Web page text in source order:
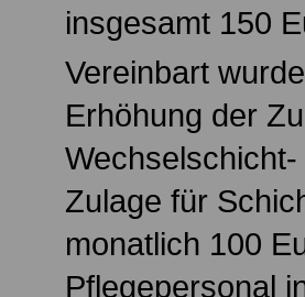
insgesamt 150
Vereinbart
Erhöhung der
Zulage für
monatlich 100
Pflegepersonal